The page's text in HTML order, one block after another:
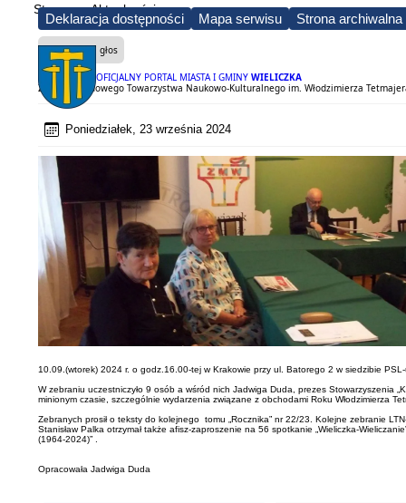
Deklaracja dostępności Mapa serwisu Strona archiwalna
OFICJALNY PORTAL MIASTA I GMINY WIELICZKA
Strona Aktualności
Czytaj na głos
Zebranie Ludowego Towarzystwa Naukowo-Kulturalnego im. Włodzimierza
Poniedziałek, 23 września 2024
10.09.(wtorek) 2024 r. o godz.16.00-tej w Krakowie przy ul. Batorego 2 w siedzibie
W zebraniu uczestniczyło 9 osób a wśród nich Jadwiga Duda, prezes Stowarzyszenia
minionym czasie, szczególnie wydarzenia związane z obchodami Roku Włodzimierza
Zebranych prosił o teksty do kolejnego tomu „Rocznika” nr 22/23. Kolejne zebranie
Stanisław Palka otrzymał także afisz-zaproszenie na 56 spotkanie „Wieliczka-
(1964-2024)” .
Opracowała Jadwiga Duda